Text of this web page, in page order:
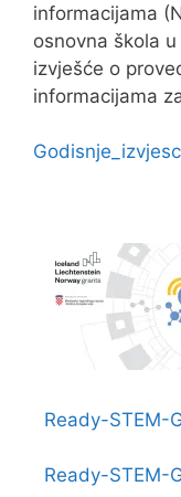
informacijama
osnovna škola
izvješće o
informacijama
Ready-STEM-
Ready-STEM-